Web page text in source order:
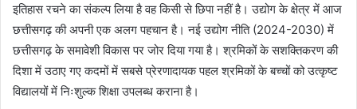
इतिहास रचने का संकल्प लिया है वह किसी से छिपा नहीं है। उद्योग के क्षेत्र में आज
छत्तीसगढ़ की अपनी एक अलग पहचान है। नई उद्योग नीति (2024-2030) में
छत्तीसगढ़ के समावेशी विकास पर जोर दिया गया है। श्रमिकों के सशक्तिकरण की
दिशा में उठाए गए कदमों में सबसे प्रेरणादायक पहल श्रमिकों के बच्चों को उत्कृष्ट
विद्यालयों में निःशुल्क शिक्षा उपलब्ध कराना है।